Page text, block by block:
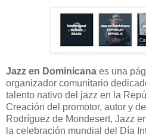
Jazz en Dominicana es una
organizador comunitario
talento nativo del jazz en la
Creación del promotor, autor y
Rodríguez de Mondesert, Jazz
la celebración mundial del Día